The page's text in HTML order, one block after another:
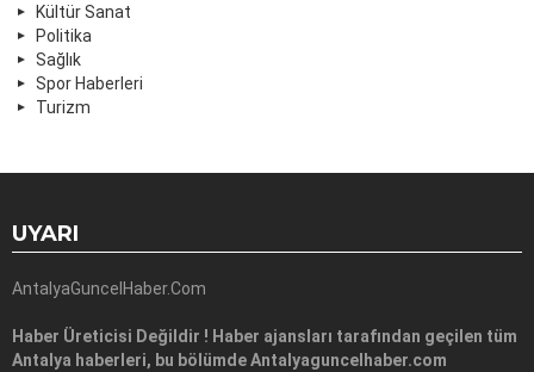
Kültür Sanat
Politika
Sağlık
Spor Haberleri
Turizm
UYARI
AntalyaGuncelHaber.Com
Haber Üreticisi Değildir ! Haber ajansları tarafından geçilen tüm
Antalya haberleri, bu bölümde Antalyaguncelhaber.com